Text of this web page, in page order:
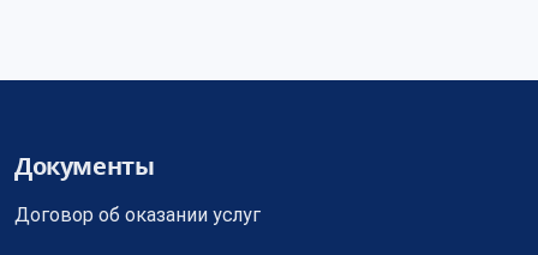
Документы
Договор об оказании услуг